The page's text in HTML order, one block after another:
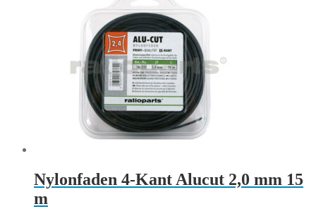
Nylonfaden 4-Kant Alucut 2,0 mm 15
m